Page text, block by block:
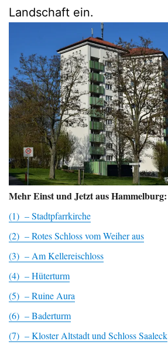
Landschaft ein.
Mehr Einst und Jetzt aus Hammelburg:
(1) – Stadtpfarrkirche
(2) – Rotes Schloss vom Weiher aus
(3) – Am Kellereischloss
(4) – Hüterturm
(5) – Ruine Aura
(6) – Baderturm
(7) – Kloster Altstadt und Schloss Saaleck